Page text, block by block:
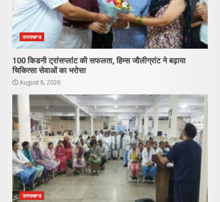
उत्तराखण्ड
100 किडनी ट्रांसप्लांट की सफलता, हिम्स जौलीग्रांट ने बढ़ाया
चिकित्सा सेवाओं का भरोसा
August 8, 2026
उत्तराखण्ड